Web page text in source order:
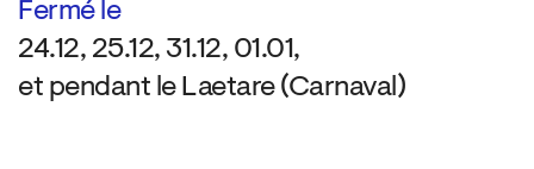
Fermé le
24.12, 25.12, 31.12, 01.01,
et pendant le Laetare (Carnaval)